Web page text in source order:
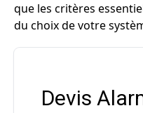
que les critères
du choix de votre
Devis